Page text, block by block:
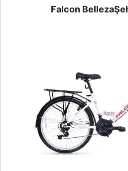
Falcon Belleza